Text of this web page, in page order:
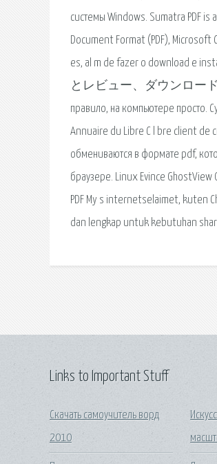
системы Windows. Sumatra PDF
Document Format (PDF),
es, al m de fazer o download e
とレビュー、ダウンロードや
правило, на компьютере просто.
Annuaire du Libre C l bre client de
обмениваются в формате pdf,
браузере. Linux Evince GhostView
PDF My s internetselaimet, kuten
dan lengkap untuk kebutuhan
Links to Important Stuff
Скачать самоучитель ворд
2010